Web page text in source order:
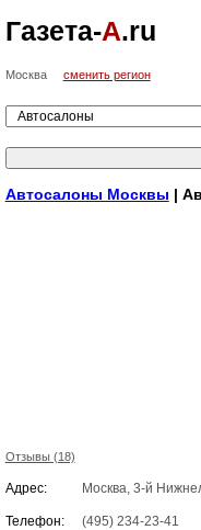
Газета-А.ru
Москва сменить регион
Автосалоны Москвы |
Отзывы (18)
Адрес: Москва, 3-й
Телефон: (495) 234-23-41